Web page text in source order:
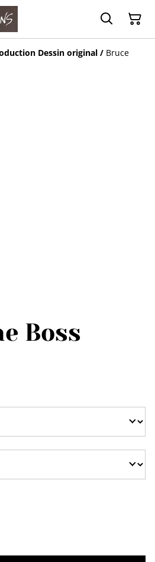
Dessin original / Bruce
Boss